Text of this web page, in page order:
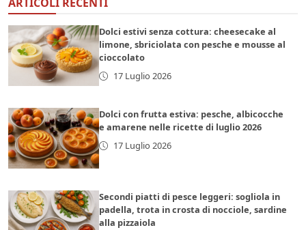
ARTICOLI RECENTI
Dolci estivi senza cottura: cheesecake al
limone, sbriciolata con pesche e mousse al
cioccolato
17 Luglio 2026
Dolci con frutta estiva: pesche, albicocche
e amarene nelle ricette di luglio 2026
17 Luglio 2026
Secondi piatti di pesce leggeri: sogliola in
padella, trota in crosta di nocciole, sardine
alla pizzaiola